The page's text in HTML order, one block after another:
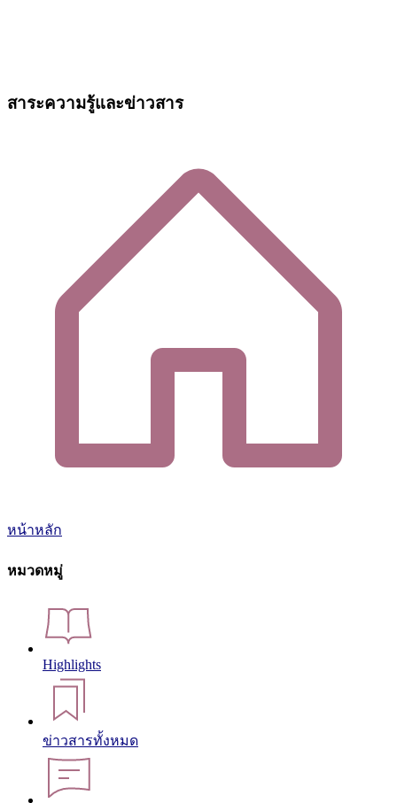
สาระความรู้และข่าวสาร
หน้าหลัก
หมวดหมู่
Highlights
ข่าวสารทั้งหมด